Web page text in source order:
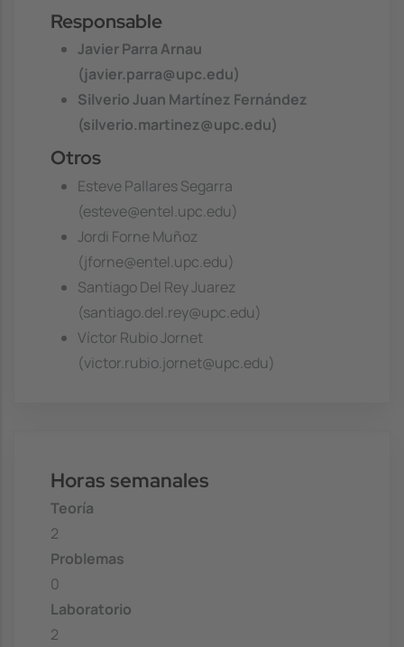
Responsable
Javier Parra Arnau
(javier.parra@upc.edu)
Silverio Juan Martínez Fernández
(silverio.martinez@upc.edu)
Otros
Esteve Pallares Segarra
(esteve@entel.upc.edu)
Jordi Forne Muñoz
(jforne@entel.upc.edu)
Santiago Del Rey Juarez
(santiago.del.rey@upc.edu)
Víctor Rubio Jornet
(victor.rubio.jornet@upc.edu)
Horas semanales
Teoría
2
Problemas
0
Laboratorio
2